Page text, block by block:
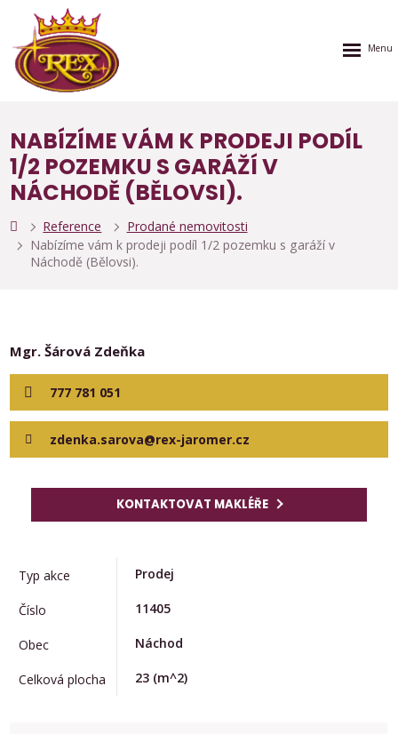
NABÍZÍME VÁM K PRODEJI PODÍL
1/2 POZEMKU S GARÁŽÍ V
NÁCHODĚ (BĚLOVSI).
Reference
Prodané nemovitosti
Nabízíme vám k prodeji podíl 1/2 pozemku s garáží v
Náchodě (Bělovsi).
Mgr. Šárová Zdeňka
777 781 051
zdenka.sarova@rex-jaromer.cz
KONTAKTOVAT MAKLÉŘE
Typ akce Prodej
Číslo 11405
Obec Náchod
Celková plocha 23 (m^2)